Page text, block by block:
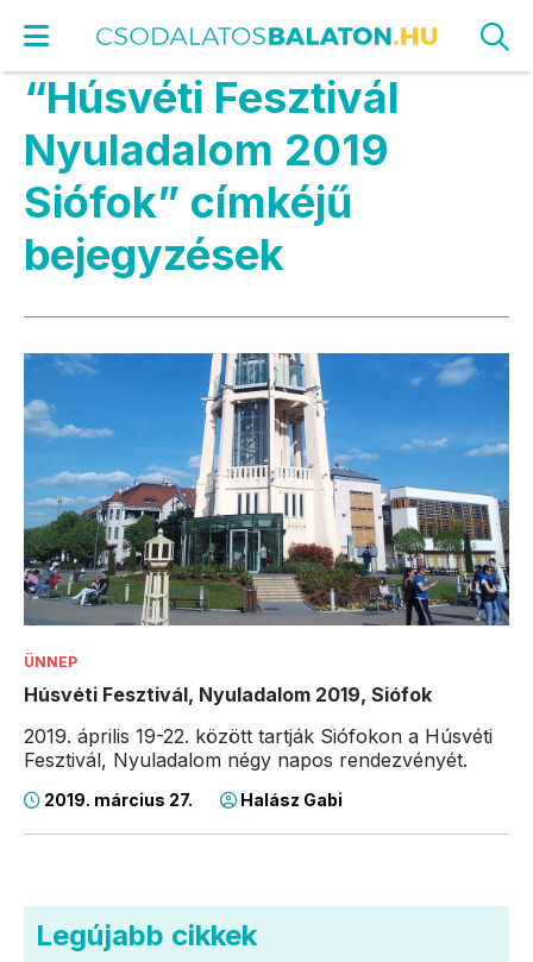
“Húsvéti Fesztivál
Nyuladalom 2019
Siófok” címkéjű
bejegyzések
ÜNNEP
Húsvéti Fesztivál, Nyuladalom 2019, Siófok
2019. április 19-22. között tartják Siófokon a Húsvéti
Fesztivál, Nyuladalom négy napos rendezvényét.
2019. március 27. Halász Gabi
Legújabb cikkek